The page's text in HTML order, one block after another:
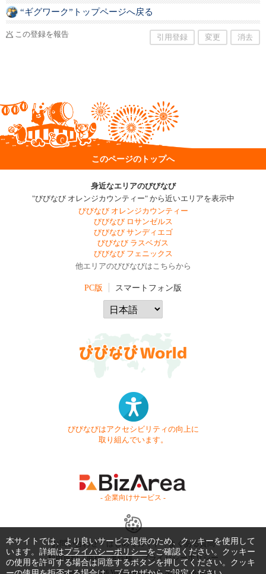
いますので、 気軽にご連絡ください。
“ギグワーク”トップページへ戻る
この登録を報告 引用登録 変更 消去
このページのトップへ
身近なエリアのびびなび
"びびなび オレンジカウンティー" から近いエリアを表示中
びびなび オレンジカウンティー
びびなび ロサンゼルス
びびなび サンディエゴ
びびなび ラスベガス
びびなび フェニックス
他エリアのびびなびはこちらから
PC版 スマートフォン版
びびなびはアクセシビリティの向上に
取り組んでいます。
- 企業向けサービス -
お問い合わせ はじめてガイド
よくある質問
利用規約
商標・著作権 プライバシーポリシー
Copyright © 1999-2026 Vivid Navigation, Inc. All Rights Reserved.
本サイトでは、より良いサービス提供のため、クッキーを使用して
います。詳細はプライバシーポリシーをご確認ください。クッキー
の使用を許可する場合は同意するボタンを押してください。クッキ